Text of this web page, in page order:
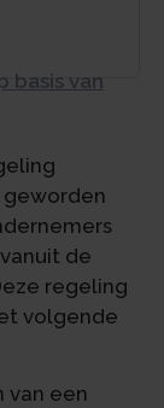
basis van
geworden
de
regeling
volgende
van een